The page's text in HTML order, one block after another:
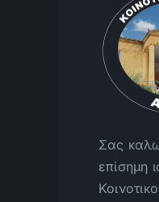
Σας
επίσημη